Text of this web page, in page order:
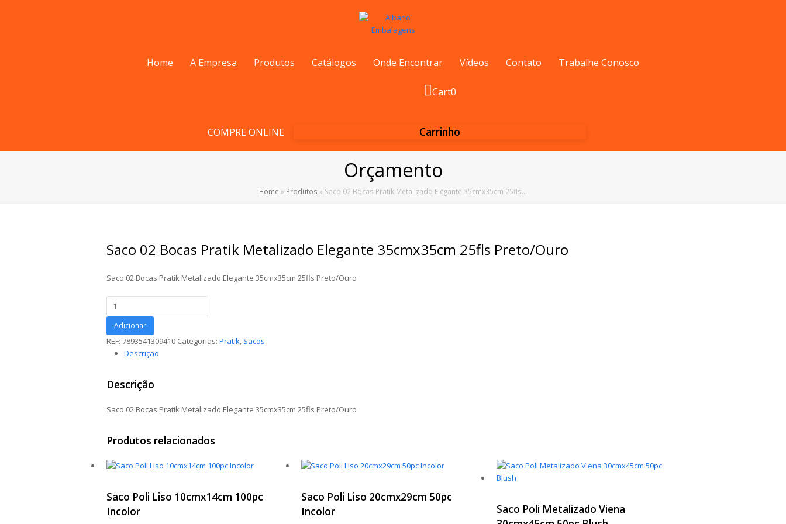
Home A Empresa Produtos Catálogos Onde Encontrar Vídeos Contato Trabalhe Conosco
COMPRE ONLINE
Cart0
Carrinho
Orçamento
Home » Produtos » Saco 02 Bocas Pratik Metalizado Elegante 35cmx35cm 25fls…
Saco 02 Bocas Pratik Metalizado Elegante 35cmx35cm 25fls Preto/Ouro
Saco 02 Bocas Pratik Metalizado Elegante 35cmx35cm 25fls Preto/Ouro
Saco
02
Bocas
Pratik
Metalizado
25fls
quantidade
Adicionar
REF: 7893541309410 Categorias: Pratik, Sacos
Descrição
Descrição
Saco 02 Bocas Pratik Metalizado Elegante 35cmx35cm 25fls Preto/Ouro
Produtos relacionados
Saco Poli Liso 10cmx14cm 100pc
Incolor
Saco Poli Liso 20cmx29cm 50pc
Incolor
Saco Poli Metalizado Viena